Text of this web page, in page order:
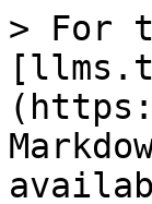
> For the complete documentation index, see [llms.txt](https://docs.parallels.com/landing/llms.txt). Markdown versions of documentation pages are available by appending `.md` to page URLs; this page is available as [Markdown](https://docs.parallels.com/landing/pdfm-ug/v26-fr-fr/guide-de-lutilisateur-de-parallels-desktop-pour-mac-26/preferences-de-parallels-desktop-et-parametres-de-la-machine-virtuelle/parametres-de-la-machine-virtuelle/parametres-materiels/parametres-graphiques.md).

# Paramètres graphiques

Dans le volet **Graphique**, vous pouvez voir et configurer la quantité de mémoire vidéo disponible pour la carte vidéo de votre machine virtuelle, définir la résolution et plus encore.

Pour ouvrir ces paramètres, sélectionnez **Actions** > **Configurer** > **Matériel**, puis **Graphique**.

<figure><img src="/files/MLXuClQud52m8bWKZ9Qf" alt="" width="563"><figcaption></figcaption></figure>

| Option                                                                                                                                           | Description